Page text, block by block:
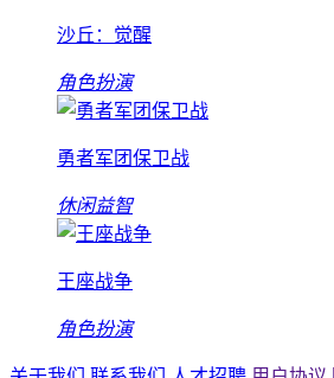
沙丘：觉醒
角色扮演
勇者军团保卫战
休闲益智
王座战争
角色扮演